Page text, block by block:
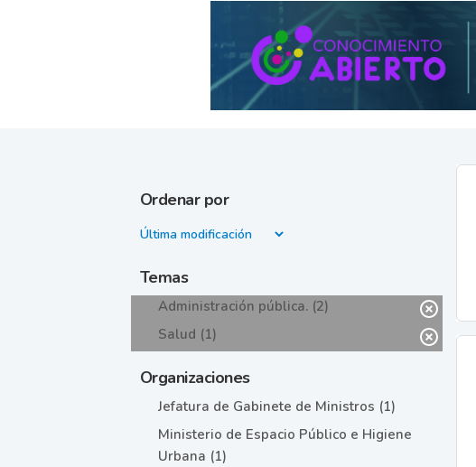
Ordenar por
Temas
Administración pública. (2)
Salud (1)
Organizaciones
Jefatura de Gabinete de Ministros (1)
Ministerio de Espacio Público e Higiene
Urbana (1)